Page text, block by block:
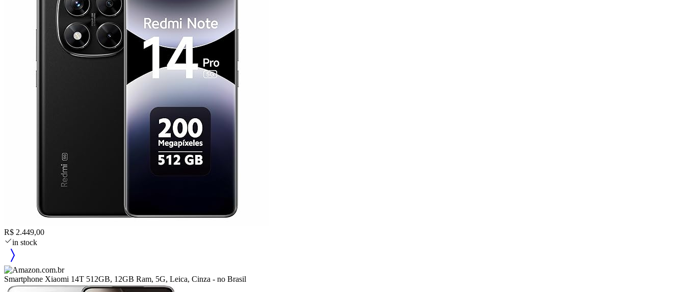
R$ 2.449,00
in stock
Smartphone Xiaomi 14T 512GB, 12GB Ram, 5G, Leica, Cinza - no Brasil